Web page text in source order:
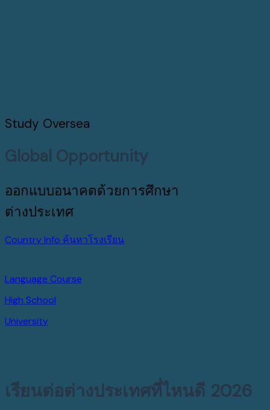
Study Oversea
Global Opportunity
ออกแบบอนาคตด้วยการศึกษา
ต่างประเทศ
Country Info ค้นหาโรงเรียน
Language Course
High School
University
เรียนต่อต่างประเทศที่ไหนดี 2026